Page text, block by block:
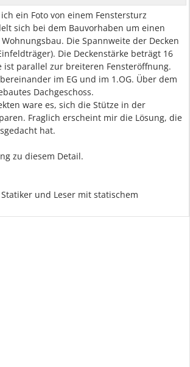
ein Foto von einem Fenstersturz
sich bei dem Bauvorhaben um einen
Die Spannweite der Decken
Die Deckenstärke beträgt 16
ist parallel zur breiteren Fensteröffnung.
im EG und im 1.OG. Über dem
Dachgeschoss.
ware es, sich die Stütze in der
Fraglich erscheint mir die Lösung, die
hat.
zu diesem Detail.
und Leser mit statischem